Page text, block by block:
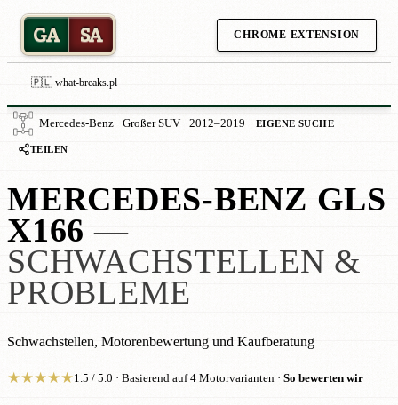
GA SA CHROME EXTENSION
🇵🇱 what-breaks.pl
Mercedes-Benz · Großer SUV · 2012–2019 EIGENE SUCHE
TEILEN
MERCEDES-BENZ GLS
X166 —
SCHWACHSTELLEN &
PROBLEME
Schwachstellen, Motorenbewertung und Kaufberatung
★★★★★1.5 / 5.0 · Basierend auf 4 Motorvarianten · So bewerten wir